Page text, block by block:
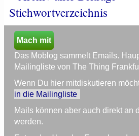
Stichwortverzeichnis
Mach mit
Das Moblog sammelt Emails.
Mailingliste von The Thing
Wenn Du hier mitdiskutieren
in die Mailingliste
Mails können aber auch direkt an
werden.